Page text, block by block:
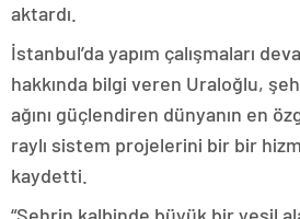
aktardı.
İstanbul’da yapım çalışmaları
hakkında bilgi veren Uraloğlu,
ağını güçlendiren dünyanın en
raylı sistem projelerini bir bir
kaydetti.